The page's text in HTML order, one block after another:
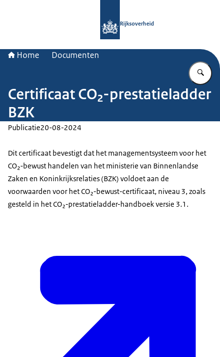
Rijksoverheid
Home Documenten
Certificaat CO₂-prestatieladder
BZK
Publicatie20-08-2024
Dit certificaat bevestigt dat het managementsysteem voor het
CO₂-bewust handelen van het ministerie van Binnenlandse
Zaken en Koninkrijksrelaties (BZK) voldoet aan de
voorwaarden voor het CO₂-bewust-certificaat, niveau 3, zoals
gesteld in het CO₂-prestatieladder-handboek versie 3.1.